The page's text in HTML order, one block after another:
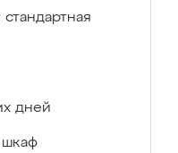
стандартная
дней
шкаф